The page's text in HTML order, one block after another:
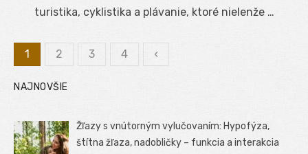
turistika, cyklistika a plávanie, ktoré nielenže …
Stránkovanie
príspevkov
1 2 3 4 ‹
NAJNOVŠIE
Žľazy s vnútorným vylučovaním: Hypofýza,
štítna žľaza, nadobličky – funkcia a interakcia